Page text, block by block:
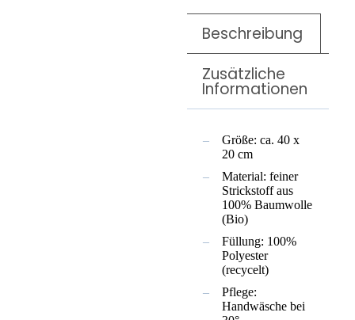
Beschreibung
Zusätzliche
Informationen
Größe: ca. 40 x
20 cm
Material: feiner
Strickstoff aus
100% Baumwolle
(Bio)
Füllung: 100%
Polyester
(recycelt)
Pflege:
Handwäsche bei